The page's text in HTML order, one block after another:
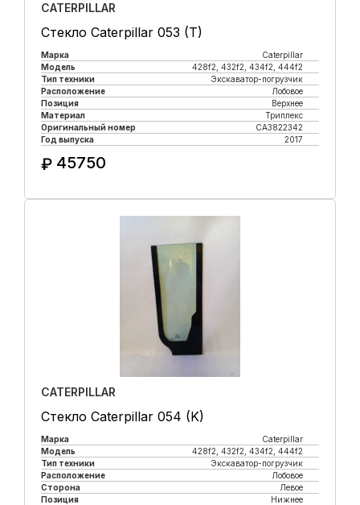
CATERPILLAR
Стекло Caterpillar 053 (T)
Марка
Caterpillar
Модель
428f2, 432f2, 434f2, 444f2
Тип техники
Экскаватор-погрузчик
Расположение
Лобовое
Позиция
Верхнее
Материал
Триплекс
Оригинальный номер
CA3822342
Год выпуска
2017
₽ 45750
CATERPILLAR
Стекло Caterpillar 054 (K)
Марка
Caterpillar
Модель
428f2, 432f2, 434f2, 444f2
Тип техники
Экскаватор-погрузчик
Расположение
Лобовое
Сторона
Левое
Позиция
Нижнее